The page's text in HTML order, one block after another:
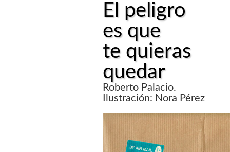
El peligro
es que
te quieras
quedar
Roberto Palacio.
Ilustración: Nora Pérez